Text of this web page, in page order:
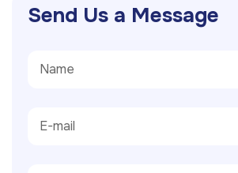
Send Us a Message